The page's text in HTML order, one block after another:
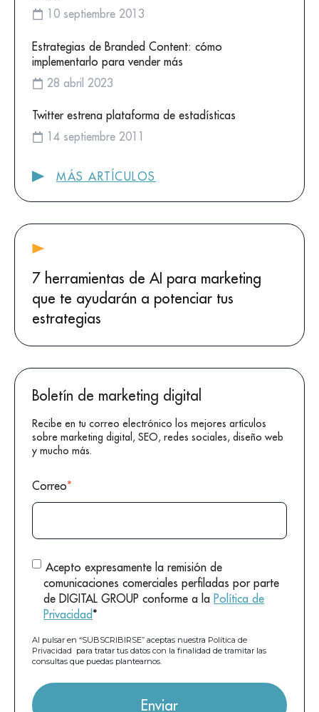
10 septiembre 2013
Estrategias de Branded Content: cómo
implementarlo para vender más
28 abril 2023
Twitter estrena plataforma de estadísticas
14 septiembre 2011
MÁS ARTÍCULOS
7 herramientas de AI para marketing
que te ayudarán a potenciar tus
estrategias
Boletín de marketing digital
Recibe en tu correo electrónico los mejores artículos
sobre marketing digital, SEO, redes sociales, diseño web
y mucho más.
Correo*
Acepto expresamente la remisión de
comunicaciones comerciales perfiladas por parte
de DIGITAL GROUP conforme a la Política de
Privacidad*
Al pulsar en “SUBSCRIBIRSE” aceptas nuestra Política de
Privacidad para tratar tus datos con la finalidad de tramitar las
consultas que puedas plantearnos.